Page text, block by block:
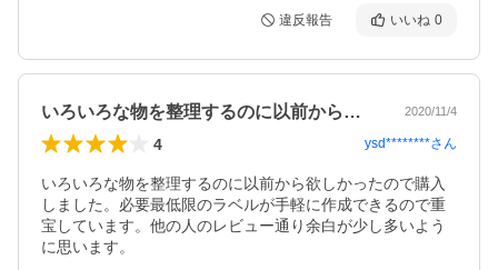
違反報告 いいね 0
いろいろな物を整理するのに以前から欲し… 2020/11/4
4 ysd********さん
いろいろな物を整理するのに以前から欲しかったので購入
しました。必要最低限のラベルが手軽に作成できるので重
宝しています。他の人のレビュー通り余白が少し多いよう
に思います。